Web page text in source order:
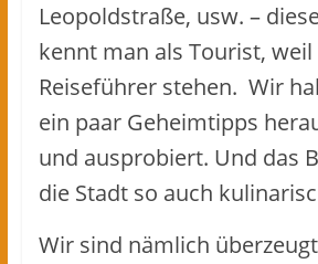
Leopoldstraße, usw. –
kennt man als Tourist,
Reiseführer stehen. Wir
ein paar Geheimtipps
und ausprobiert. Und das
die Stadt so auch
Wir sind nämlich